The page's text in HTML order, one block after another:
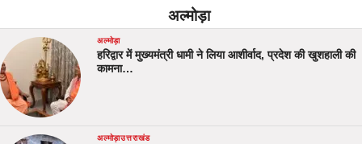
अल्मोड़ा
अल्मोड़ा
हरिद्वार में मुख्यमंत्री धामी ने लिया आशीर्वाद, प्रदेश की खुशहाली की
कामना…
अल्मोड़ाउत्तराखंड